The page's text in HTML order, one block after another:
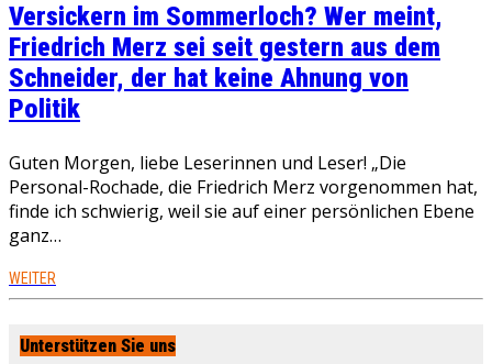
Versickern im Sommerloch? Wer meint,
Friedrich Merz sei seit gestern aus dem
Schneider, der hat keine Ahnung von
Politik
Guten Morgen, liebe Leserinnen und Leser! „Die
Personal-Rochade, die Friedrich Merz vorgenommen hat,
finde ich schwierig, weil sie auf einer persönlichen Ebene
ganz…
WEITER
Unterstützen Sie uns